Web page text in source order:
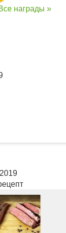
награды »